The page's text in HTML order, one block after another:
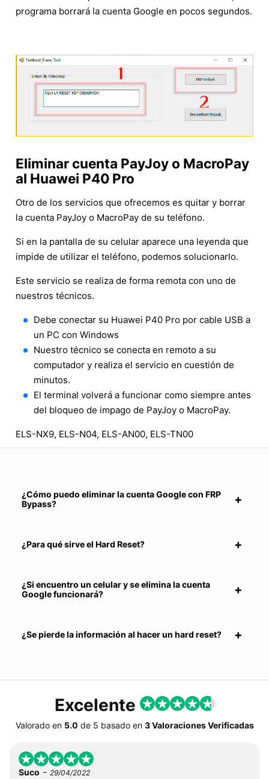
programa borrará la cuenta Google en pocos segundos.
Eliminar cuenta PayJoy o MacroPay
al Huawei P40 Pro
Otro de los servicios que ofrecemos es quitar y borrar
la cuenta PayJoy o MacroPay de su teléfono.
Si en la pantalla de su celular aparece una leyenda que
impide de utilizar el teléfono, podemos solucionarlo.
Este servicio se realiza de forma remota con uno de
nuestros técnicos.
Debe conectar su Huawei P40 Pro por cable USB a
un PC con Windows
Nuestro técnico se conecta en remoto a su
computador y realiza el servicio en cuestión de
minutos.
El terminal volverá a funcionar como siempre antes
del bloqueo de impago de PayJoy o MacroPay.
ELS-NX9, ELS-N04, ELS-AN00, ELS-TN00
¿Cómo puedo eliminar la cuenta Google con FRP
Bypass?
¿Para qué sirve el Hard Reset?
¿Si encuentro un celular y se elimina la cuenta
Google funcionará?
¿Se pierde la información al hacer un hard reset?
Excelente
Valorado en 5.0 de 5 basado en 3 Valoraciones Verificadas
Suco - 29/04/2022